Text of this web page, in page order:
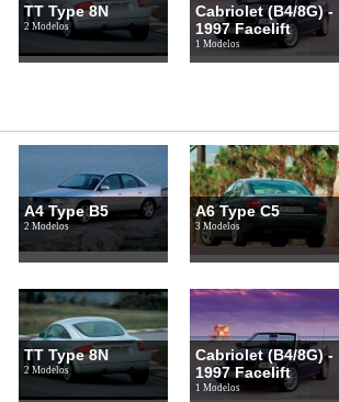
TT Type 8N
2 Modelos
Cabriolet (B4/8G) -
1997 Facelift
1 Modelos
A4 Type B5
2 Modelos
A6 Type C5
3 Modelos
TT Type 8N
2 Modelos
Cabriolet (B4/8G) -
1997 Facelift
1 Modelos